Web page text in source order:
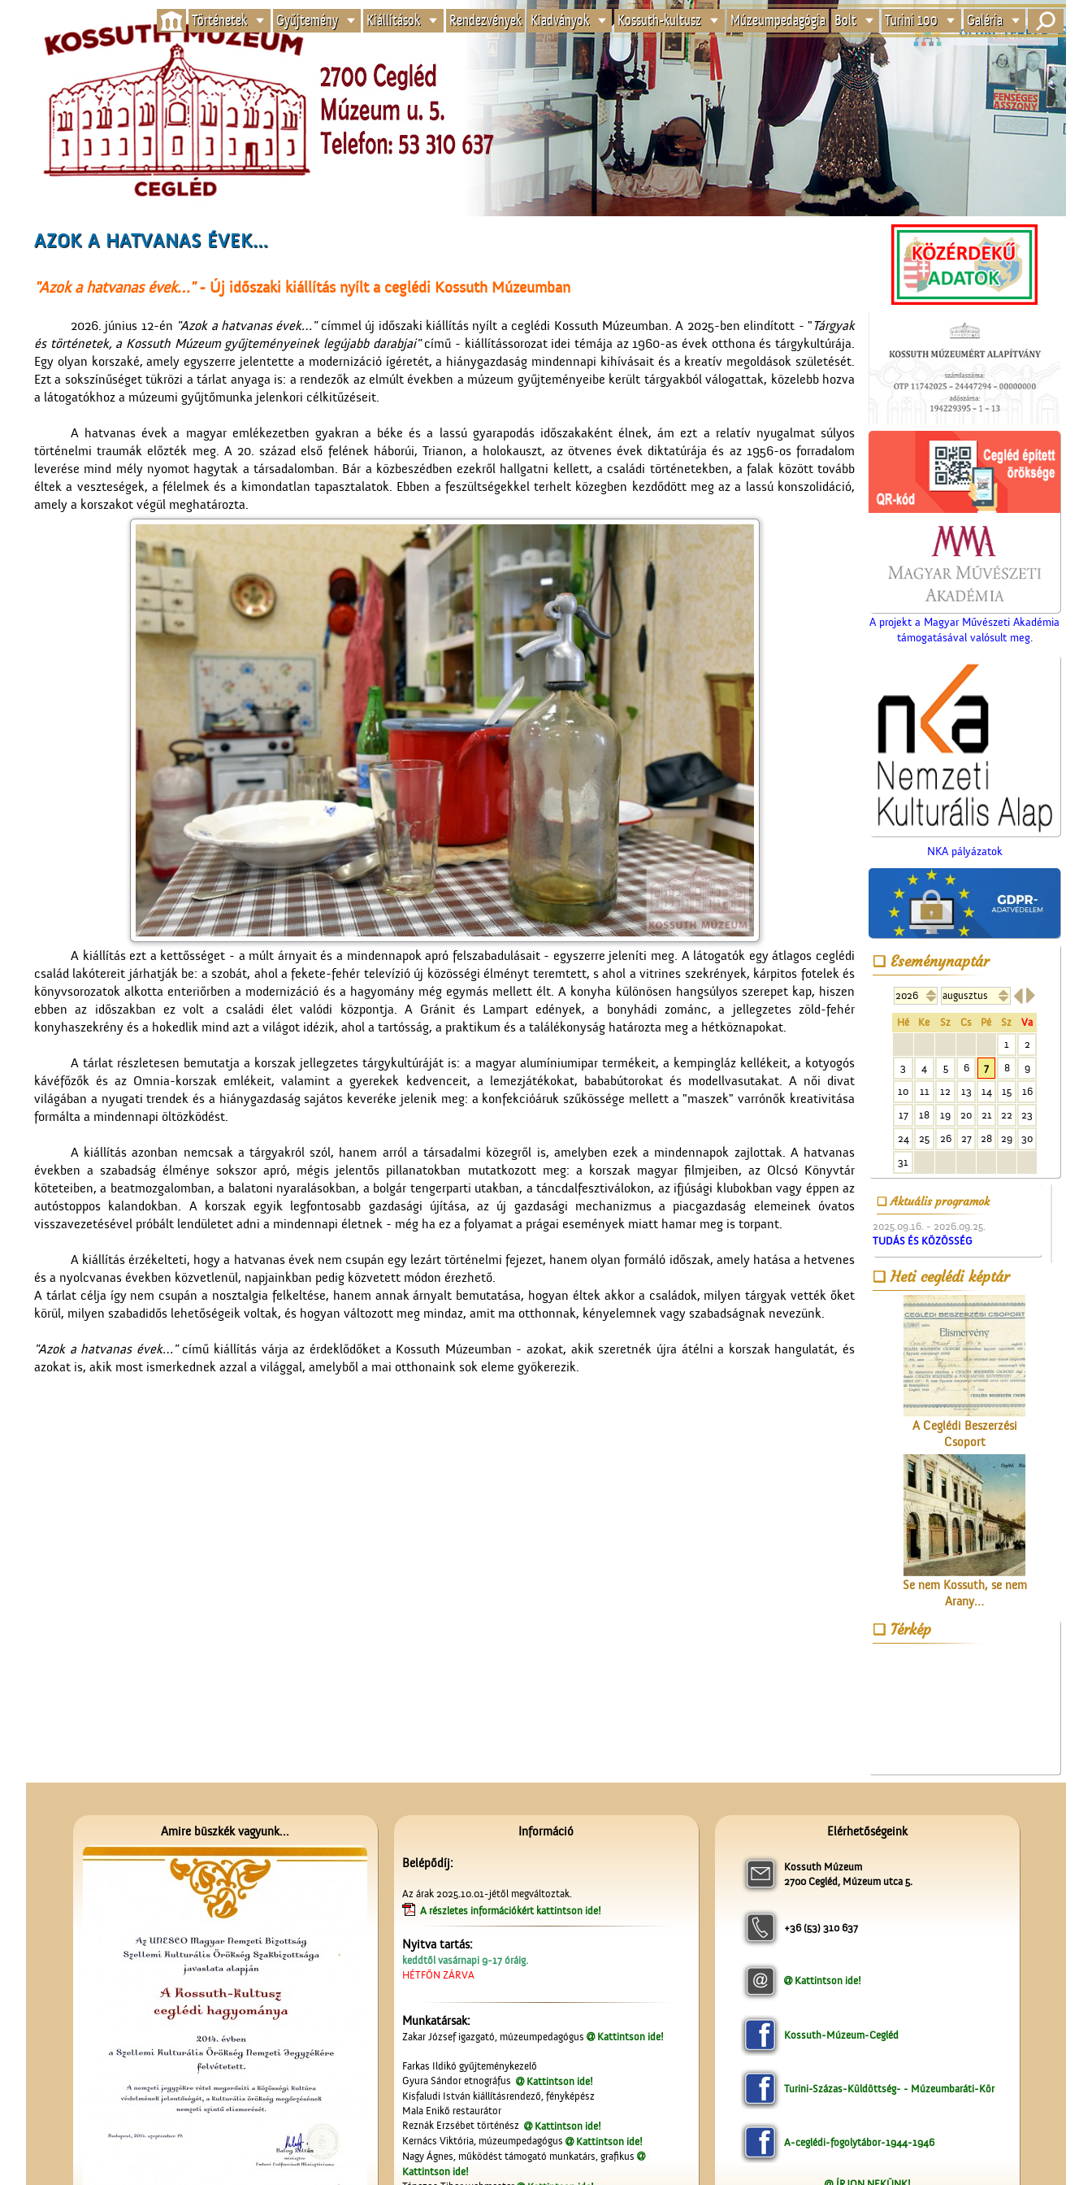
Történetek Gyűjtemény Kiállítások Rendezvények Kiadványok Kossuth-kultusz Múzeumpedagógia Bolt Turini 100 Galéria
AZOK A HATVANAS ÉVEK…
"Azok a hatvanas évek…"- Új időszaki kiállítás nyílt a ceglédi Kossuth Múzeumban
2026. június 12-én "Azok a hatvanas évek…"címmel új időszaki kiállítás nyílt a ceglédi Kossuth Múzeumban. A 2025-ben elindított - "Tárgyak
és történetek, a Kossuth Múzeum gyűjteményeinek legújabb darabjai"című - kiállítássorozat idei témája az 1960-as évek otthona és tárgykultúrája.
Egy olyan korszaké, amely egyszerre jelentette a modernizáció ígéretét, a hiánygazdaság mindennapi kihívásait és a kreatív megoldások születését.
Ezt a sokszínűséget tükrözi a tárlat anyaga is: a rendezők az elmúlt években a múzeum gyűjteményeibe került tárgyakból válogattak, közelebb hozva
a látogatókhoz a múzeumi gyűjtőmunka jelenkori célkitűzéseit.
A hatvanas évek a magyar emlékezetben gyakran a béke és a lassú gyarapodás időszakaként élnek, ám ezt a relatív nyugalmat súlyos
történelmi traumák előzték meg. A 20. század első felének háborúi, Trianon, a holokauszt, az ötvenes évek diktatúrája és az 1956-os forradalom
leverése mind mély nyomot hagytak a társadalomban. Bár a közbeszédben ezekről hallgatni kellett, a családi történetekben, a falak között tovább
éltek a veszteségek, a félelmek és a kimondatlan tapasztalatok. Ebben a feszültségekkel terhelt közegben kezdődött meg az a lassú konszolidáció,
amely a korszakot végül meghatározta.
A kiállítás ezt a kettősséget - a múlt árnyait és a mindennapok apró felszabadulásait - egyszerre jeleníti meg. A látogatók egy átlagos ceglédi
család lakótereit járhatják be: a szobát, ahol a fekete-fehér televízió új közösségi élményt teremtett, s ahol a vitrines szekrények, kárpitos fotelek és
könyvsorozatok alkotta enteriőrben a modernizáció és a hagyomány még egymás mellett élt. A konyha különösen hangsúlyos szerepet kap, hiszen
ebben az időszakban ez volt a családi élet valódi központja. A Gránit és Lampart edények, a bonyhádi zománc, a jellegzetes zöld-fehér
konyhaszekrény és a hokedlik mind azt a világot idézik, ahol a tartósság, a praktikum és a találékonyság határozta meg a hétköznapokat.
A tárlat részletesen bemutatja a korszak jellegzetes tárgykultúráját is: a magyar alumíniumipar termékeit, a kempingláz kellékeit, a kotyogós
kávéfőzők és az Omnia-korszak emlékeit, valamint a gyerekek kedvenceit, a lemezjátékokat, bababútorokat és modellvasutakat. A női divat
világában a nyugati trendek és a hiánygazdaság sajátos keveréke jelenik meg: a konfekcióáruk szűkössége mellett a "maszek" varrónők kreativitása
formálta a mindennapi öltözködést.
A kiállítás azonban nemcsak a tárgyakról szól, hanem arról a társadalmi közegről is, amelyben ezek a mindennapok zajlottak. A hatvanas
években a szabadság élménye sokszor apró, mégis jelentős pillanatokban mutatkozott meg: a korszak magyar filmjeiben, az Olcsó Könyvtár
köteteiben, a beatmozgalomban, a balatoni nyaralásokban, a bolgár tengerparti utakban, a táncdalfesztiválokon, az ifjúsági klubokban vagy éppen az
autóstoppos kalandokban. A korszak egyik legfontosabb gazdasági újítása, az új gazdasági mechanizmus a piacgazdaság elemeinek óvatos
visszavezetésével próbált lendületet adni a mindennapi életnek - még ha ez a folyamat a prágai események miatt hamar meg is torpant.
A kiállítás érzékelteti, hogy a hatvanas évek nem csupán egy lezárt történelmi fejezet, hanem olyan formáló időszak, amely hatása a hetvenes
és a nyolcvanas években közvetlenül, napjainkban pedig közvetett módon érezhető.
A tárlat célja így nem csupán a nosztalgia felkeltése, hanem annak árnyalt bemutatása, hogyan éltek akkor a családok, milyen tárgyak vették őket
körül, milyen szabadidős lehetőségeik voltak, és hogyan változott meg mindaz, amit ma otthonnak, kényelemnek vagy szabadságnak nevezünk.
"Azok a hatvanas évek…"című kiállítás várja az érdeklődőket a Kossuth Múzeumban - azokat, akik szeretnék újra átélni a korszak hangulatát, és
azokat is, akik most ismerkednek azzal a világgal, amelyből a mai otthonaink sok eleme gyökerezik.
A projekt a Magyar Művészeti Akadémia
támogatásával valósult meg.
NKA pályázatok
Eseménynaptár

Hé Ke Sz Cs Pé Sz
Va
1
2
3
4 5 6 7 8
9
10
11 12 13 14 15
16
17
18 19 20 21 22
23
24
25 26 27 28 29
30
31
Aktuális programok
2025.09.16. - 2026.09.25.
TUDÁS ÉS KÖZÖSSÉG
Heti ceglédi képtár
tegnap és ma...
A Czeglédi Hengermalom
Rt. épülete
Kereszt a Seregélyesben
A Ceglédi Beszerzési
Csoport
Se nem Kossuth, se nem
Arany…
Térkép
Amire büszkék vagyunk... Információ
Belépődíj:
Az árak 2025.10.01-jétől megváltoztak.
A részletes információkért kattintson ide!
Nyitva tartás:
keddtől vasárnapi 9-17 óráig.
HÉTFŐN ZÁRVA
Munkatársak:
Zakar József igazgató, múzeumpedagógus Kattintson ide!
Farkas Ildikó gyűjteménykezelő
Gyura Sándor etnográfus
Kattintson ide!
Kisfaludi István kiállításrendező, fényképész
Mala Enikő restaurátor
Reznák Erzsébet történész
Kattintson ide!
Kernács Viktória, múzeumpedagógus
Kattintson ide!
Nagy Ágnes, működést támogató munkatárs, grafikus
Kattintson ide!
Elérhetőségeink
Kossuth Múzeum
2700 Cegléd, Múzeum utca 5.
+36 (53) 310 637
Kattintson ide!
Kossuth-Múzeum-Cegléd
Turini-Százas-Küldöttség- - Múzeumbaráti-Kör
A-ceglédi-fogolytábor-1944-1946